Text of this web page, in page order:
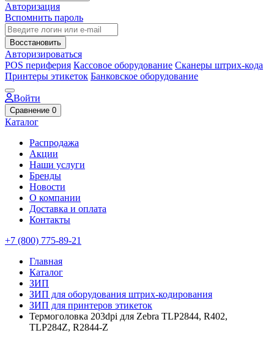
Авторизация
Вспомнить пароль
Восстановить
Авторизироваться
POS периферия Кассовое оборудование Сканеры штрих-кода
Принтеры этикеток Банковское оборудование
Войти
Сравнение 0
Каталог
Распродажа
Акции
Наши услуги
Бренды
Новости
О компании
Доставка и оплата
Контакты
+7 (800) 775-89-21
Главная
Каталог
ЗИП
ЗИП для оборудования штрих-кодирования
ЗИП для принтеров этикеток
Термоголовка 203dpi для Zebra TLP2844, R402,
TLP284Z, R2844-Z